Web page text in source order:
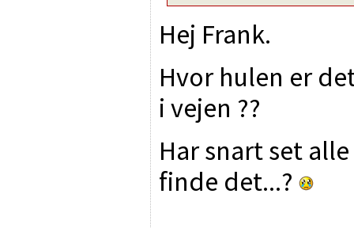
Hej Frank.
Hvor hulen er
i vejen ??
Har snart set
finde det...?